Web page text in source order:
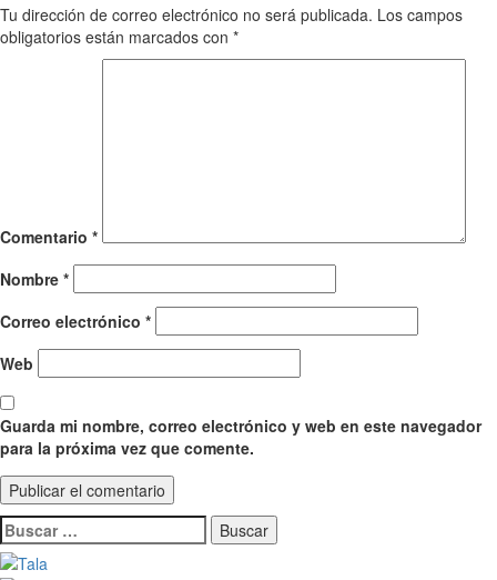
Tu dirección de correo electrónico no será publicada. Los campos
obligatorios están marcados con *
Comentario *
Nombre *
Correo electrónico *
Web
Guarda mi nombre, correo electrónico y web en este navegador
para la próxima vez que comente.
Buscar: